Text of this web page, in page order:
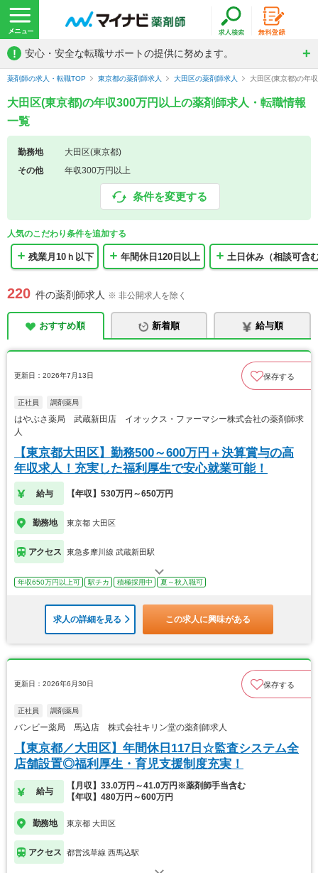
! 安心・安全な転職サポートの提供に努めます。
薬剤師の求人・転職TOP 東京都の薬剤師求人 大田区の薬剤師求人 大田区(東京都)の年
大田区(東京都)の年収300万円以上の薬剤師求人・転職情報
一覧
勤務地
大田区(東京都)
その他
年収300万円以上
条件を変更する
人気のこだわり条件を追加する
残業月10ｈ以下 年間休日120日以上 土日休み（相談可含
220 件の薬剤師求人 ※ 非公開求人を除く
おすすめ順 新着順 給与順
更新日：2026年7月13日 保存する
正社員 調剤薬局
はやぶさ薬局 武蔵新田店 イオックス・ファーマシー株式会社の薬剤師求
人
【東京都大田区】勤務500～600万円＋決算賞与の高
年収求人！充実した福利厚生で安心就業可能！
給与 【年収】530万円～650万円
勤務地 東京都 大田区
アクセス 東急多摩川線 武蔵新田駅
年収650万円以上可 駅チカ 積極採用中 夏～秋入職可
求人の詳細を見る この求人に興味がある
更新日：2026年6月30日 保存する
正社員 調剤薬局
バンビー薬局 馬込店 株式会社キリン堂の薬剤師求人
【東京都／大田区】年間休日117日☆監査システム全
店舗設置◎福利厚生・育児支援制度充実！
給与
【月収】33.0万円～41.0万円※薬剤師手当含む
【年収】480万円～600万円
勤務地 東京都 大田区
アクセス 都営浅草線 西馬込駅